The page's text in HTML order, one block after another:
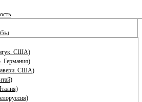
США)
Германия)
США)